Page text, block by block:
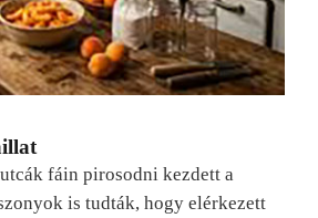
fáin pirosodni kezdett a
is tudták, hogy elérkezett